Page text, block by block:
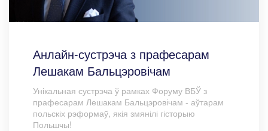
Анлайн-сустрэча з прафесарам
Лешакам Бальцэровічам
Унікальная сустрэча ў рамках Форуму ВБЎ з
прафесарам Лешакам Бальцэровічам - аўтарам
польскіх рэформаў, якія змянілі гісторыю
Польшчы!